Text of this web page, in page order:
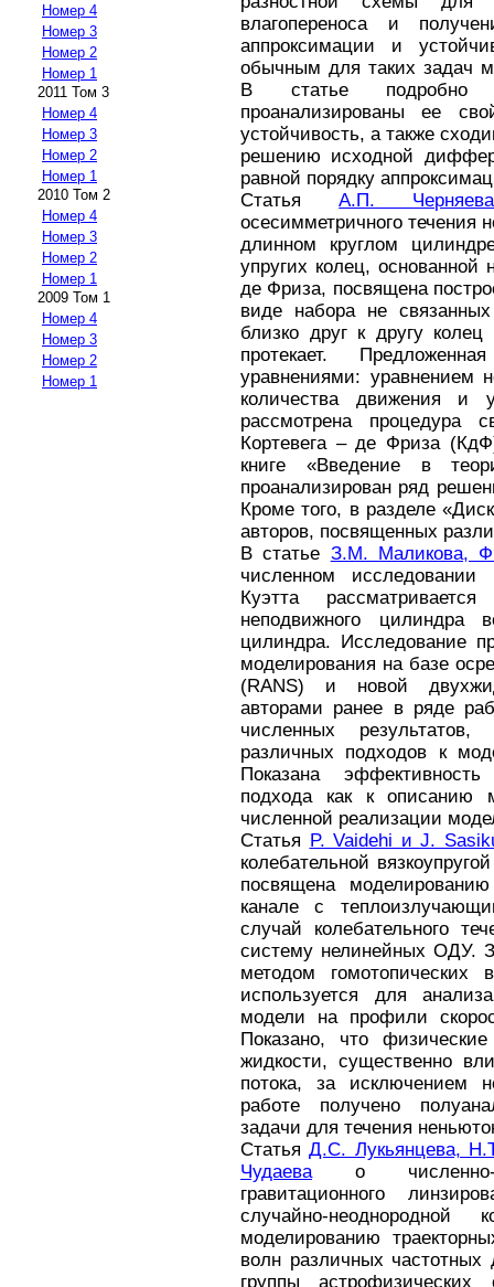
Номер 4
Номер 3
Номер 2
Номер 1
2011 Том 3
Номер 4
Номер 3
Номер 2
Номер 1
2010 Том 2
Номер 4
Номер 3
Номер 2
Номер 1
2009 Том 1
Номер 4
Номер 3
Номер 2
Номер 1
влагопереноса и
аппроксимации и
обычным для таких задач
В статье подробно
проанализированы ее
устойчивость, а также
решению исходной
равной порядку
СтатьяА.П. Черняева
осесимметричного течения
длинном круглом
упругих колец, основанной
де Фриза, посвящена
виде набора не
близко друг к другу
протекает.
уравнениями: уравнением
количества движения и
рассмотрена процедура
Кортевега – де Фриза
книге «Введение в
проанализирован ряд
Кроме того, в разделе
авторов, посвященных
В статье З.М. Маликова,
численном исследовании
Куэтта
неподвижного цилиндра
цилиндра. Исследование
моделирования на базе
(RANS) и новой
авторами ранее в ряде
численных
различных подходов к
Показана эффективность
подхода как к описанию
численной реализации
Статья P. Vaidehi и J.
колебательной
посвящена
канале с
случай колебательного
систему нелинейных ОДУ.
методом гомотопических
используется для
модели на профили
Показано, что
жидкости, существенно
потока, за исключением
работе получено
задачи для течения
СтатьяД.С. Лукьянцева,
Чудаева
о численно-
гравитационного
случайно-неоднородной
моделированию
волн различных частотных
группы